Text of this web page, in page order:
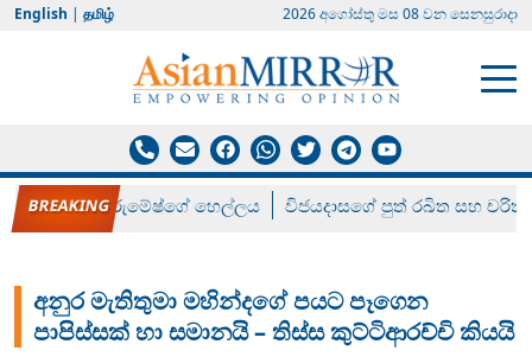
English | தமிழ் 2026 අගෝස්‍තු මස 08 වන සෙනසුරාදා
රන් ගෙනා රුමේෂ්ගේ හෙල්ලය විජයදාසගේ පුත් රඛිත සහ චරිත්
අනුර මැතිතුමා මහින්දගේ පයට පෑගෙන
පාපිස්සක් හා සමානයි – තිස්ස කුට්ටිආරච්චි කියයි